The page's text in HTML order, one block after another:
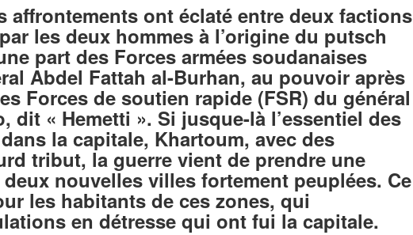
affrontements ont éclaté entre deux factions
les deux hommes à l’origine du putsch
part des Forces armées soudanaises
Abdel Fattah al-Burhan, au pouvoir après
Forces de soutien rapide (FSR) du général
dit « Hemetti ». Si jusque-là l’essentiel des
la capitale, Khartoum, avec des
tribut, la guerre vient de prendre une
nouvelles villes fortement peuplées. Ce
les habitants de ces zones, qui
en détresse qui ont fui la capitale.